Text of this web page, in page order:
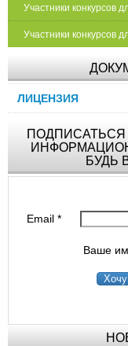
Участники конкурсов
Участники конкурсов
ЛИЦЕНЗИЯ
БУДЬ
Email*
Ваше